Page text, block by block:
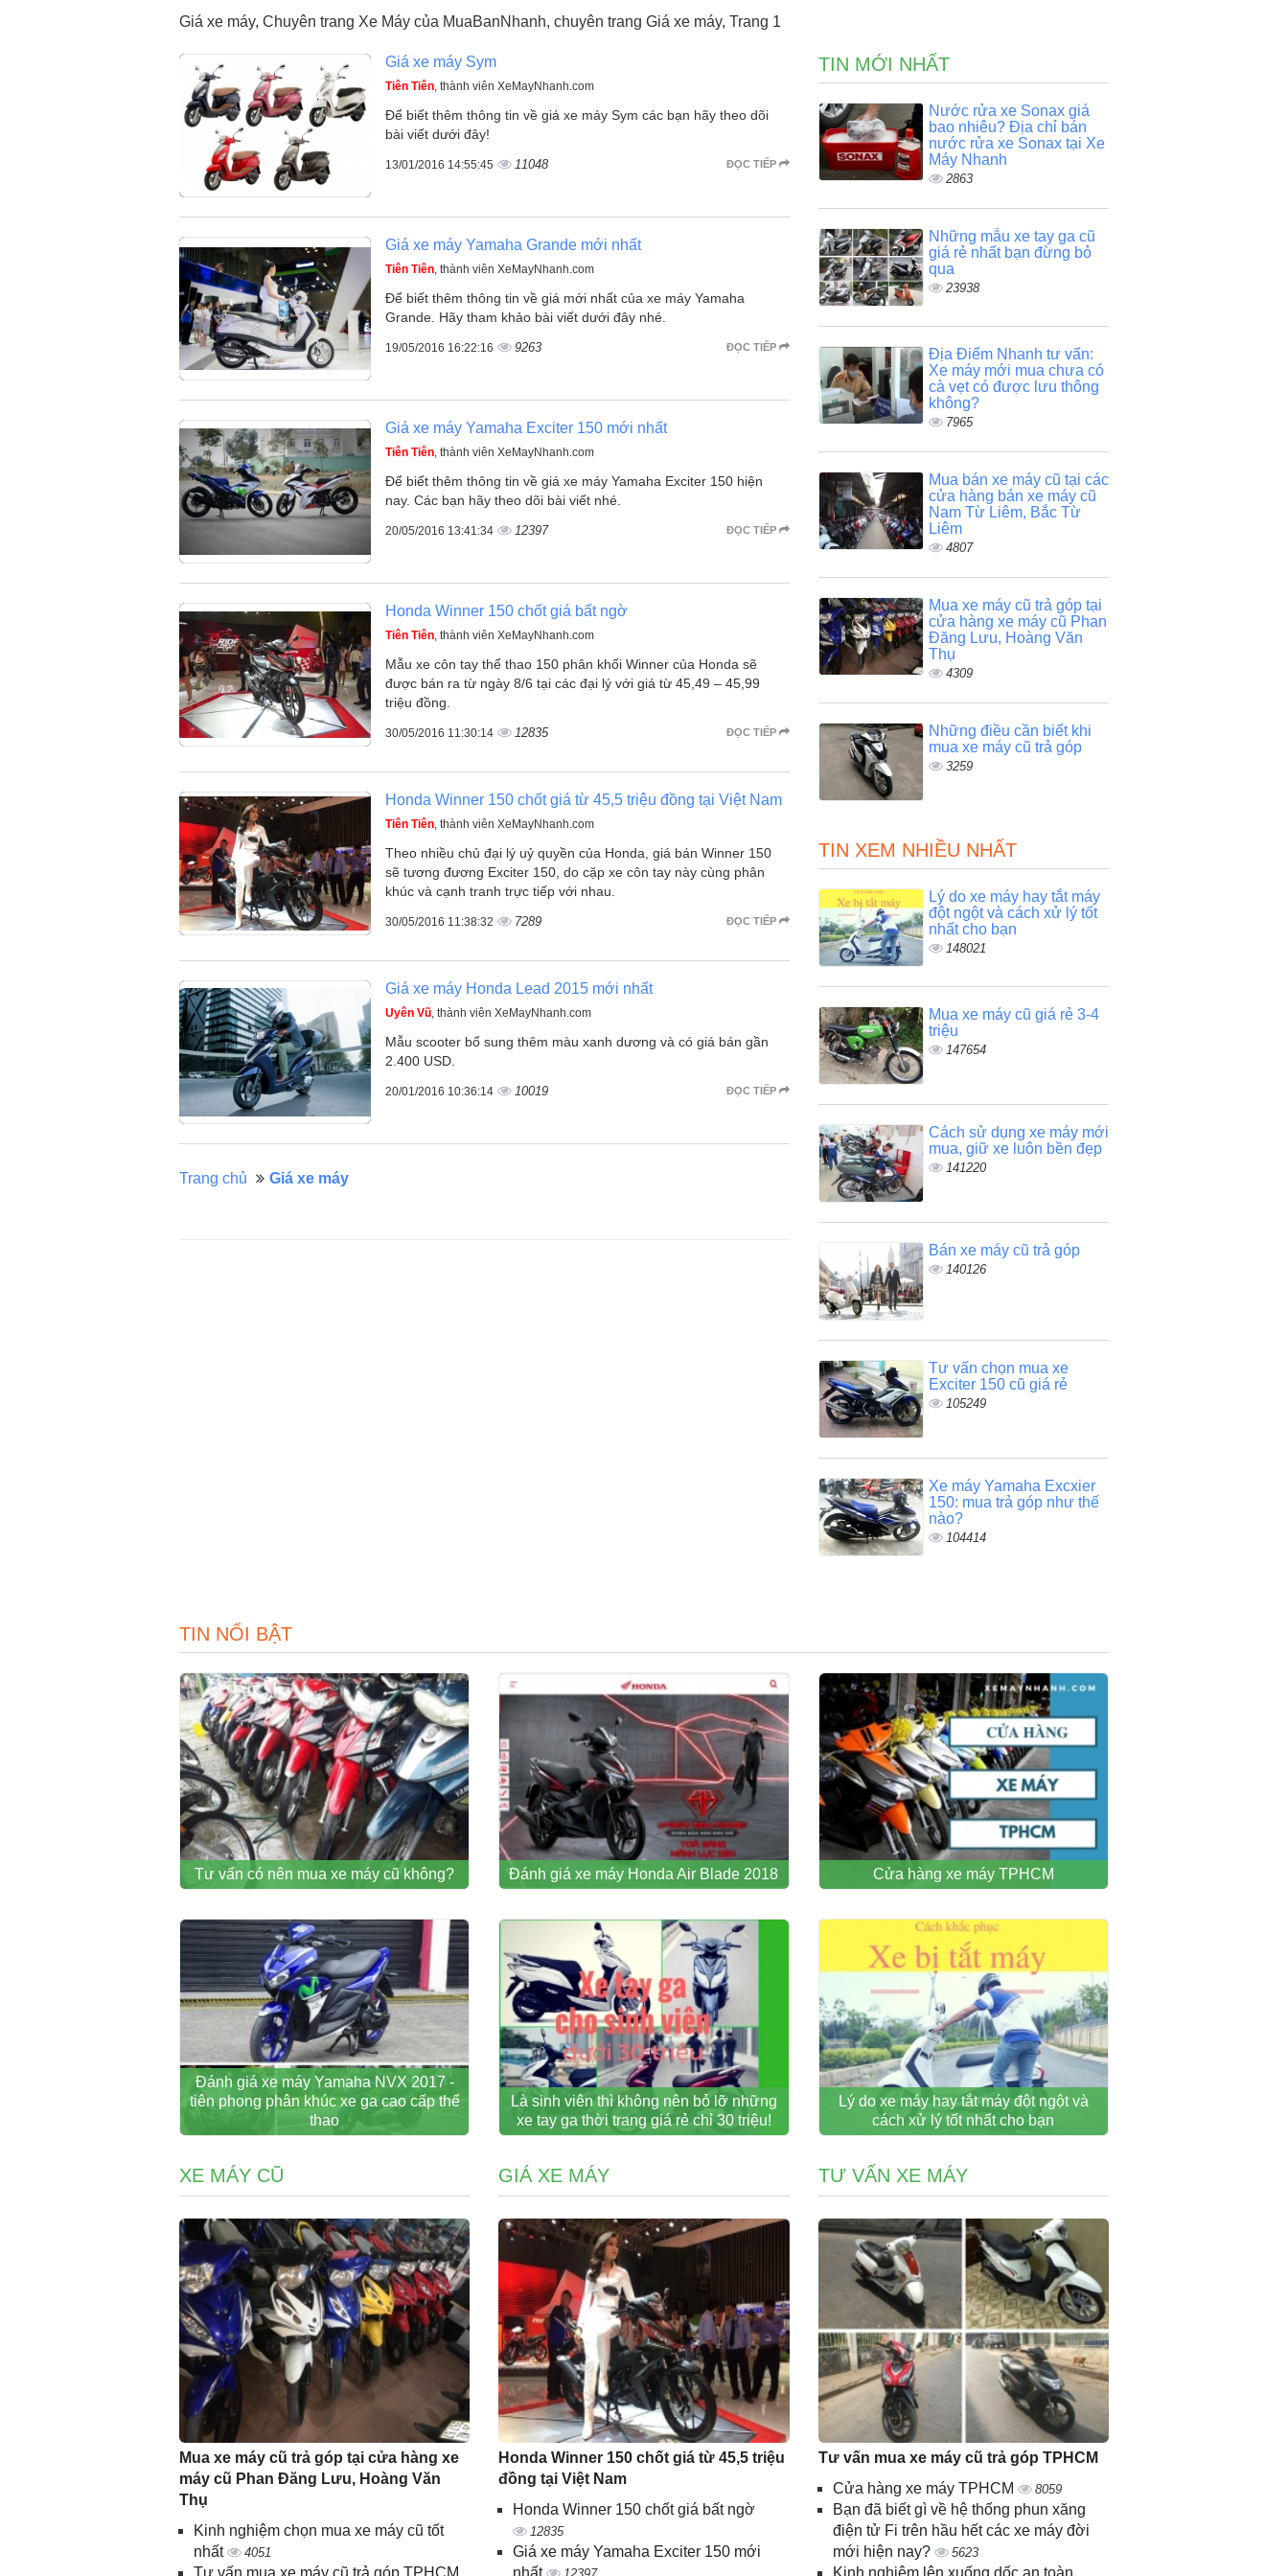
Giá xe máy, Chuyên trang Xe Máy của MuaBanNhanh, chuyên trang Giá xe máy, Trang 1
Giá xe máy Sym
Tiên Tiên, thành viên XeMayNhanh.com
Để biết thêm thông tin về giá xe máy Sym các bạn hãy theo dõi
bài viết dưới đây!
ĐỌC TIẾP
13/01/2016 14:55:45 11048
Giá xe máy Yamaha Grande mới nhất
Tiên Tiên, thành viên XeMayNhanh.com
Để biết thêm thông tin về giá mới nhất của xe máy Yamaha
Grande. Hãy tham khảo bài viết dưới đây nhé.
ĐỌC TIẾP
19/05/2016 16:22:16 9263
Giá xe máy Yamaha Exciter 150 mới nhất
Tiên Tiên, thành viên XeMayNhanh.com
Để biết thêm thông tin về giá xe máy Yamaha Exciter 150 hiện
nay. Các bạn hãy theo dõi bài viết nhé.
ĐỌC TIẾP
20/05/2016 13:41:34 12397
Honda Winner 150 chốt giá bất ngờ
Tiên Tiên, thành viên XeMayNhanh.com
Mẫu xe côn tay thể thao 150 phân khối Winner của Honda sẽ
được bán ra từ ngày 8/6 tại các đại lý với giá từ 45,49 – 45,99
triệu đồng.
ĐỌC TIẾP
30/05/2016 11:30:14 12835
Honda Winner 150 chốt giá từ 45,5 triệu đồng tại Việt Nam
Tiên Tiên, thành viên XeMayNhanh.com
Theo nhiều chủ đại lý uỷ quyền của Honda, giá bán Winner 150
sẽ tương đương Exciter 150, do cặp xe côn tay này cùng phân
khúc và cạnh tranh trực tiếp với nhau.
ĐỌC TIẾP
30/05/2016 11:38:32 7289
Giá xe máy Honda Lead 2015 mới nhất
Uyên Vũ, thành viên XeMayNhanh.com
Mẫu scooter bổ sung thêm màu xanh dương và có giá bán gần
2.400 USD.
ĐỌC TIẾP
20/01/2016 10:36:14 10019
Trang chủ Giá xe máy
TIN MỚI NHẤT
Nước rửa xe Sonax giá
bao nhiêu? Địa chỉ bán
nước rửa xe Sonax tại Xe
Máy Nhanh
2863
Những mẫu xe tay ga cũ
giá rẻ nhất bạn đừng bỏ
qua
23938
Địa Điểm Nhanh tư vấn:
Xe máy mới mua chưa có
cà vẹt có được lưu thông
không?
7965
Mua bán xe máy cũ tại các
cửa hàng bán xe máy cũ
Nam Từ Liêm, Bắc Từ
Liêm
4807
Mua xe máy cũ trả góp tại
cửa hàng xe máy cũ Phan
Đăng Lưu, Hoàng Văn
Thụ
4309
Những điều cần biết khi
mua xe máy cũ trả góp
3259
TIN XEM NHIỀU NHẤT
Lý do xe máy hay tắt máy
đột ngột và cách xử lý tốt
nhất cho bạn
148021
Mua xe máy cũ giá rẻ 3-4
triệu
147654
Cách sử dụng xe máy mới
mua, giữ xe luôn bền đẹp
141220
Bán xe máy cũ trả góp
140126
Tư vấn chọn mua xe
Exciter 150 cũ giá rẻ
105249
Xe máy Yamaha Excxier
150: mua trả góp như thế
nào?
104414
TIN NỔI BẬT
Tư vấn có nên mua xe máy cũ không? Đánh giá xe máy Honda Air Blade 2018 Cửa hàng xe máy TPHCM
Đánh giá xe máy Yamaha NVX 2017 -
tiên phong phân khúc xe ga cao cấp thể
thao
Là sinh viên thì không nên bỏ lỡ những
xe tay ga thời trang giá rẻ chỉ 30 triệu!
Lý do xe máy hay tắt máy đột ngột và
cách xử lý tốt nhất cho bạn
XE MÁY CŨ
Mua xe máy cũ trả góp tại cửa hàng xe
máy cũ Phan Đăng Lưu, Hoàng Văn
Thụ
Kinh nghiệm chọn mua xe máy cũ tốt
nhất
4051
Tư vấn mua xe máy cũ trả góp TPHCM
GIÁ XE MÁY
Honda Winner 150 chốt giá từ 45,5 triệu
đồng tại Việt Nam
Honda Winner 150 chốt giá bất ngờ
12835
Giá xe máy Yamaha Exciter 150 mới
nhất
TƯ VẤN XE MÁY
Tư vấn mua xe máy cũ trả góp TPHCM
Cửa hàng xe máy TPHCM
8059
Bạn đã biết gì về hệ thống phun xăng
điện tử Fi trên hầu hết các xe máy đời
mới hiện nay?
5623
Kinh nghiệm lên xuống dốc an toàn